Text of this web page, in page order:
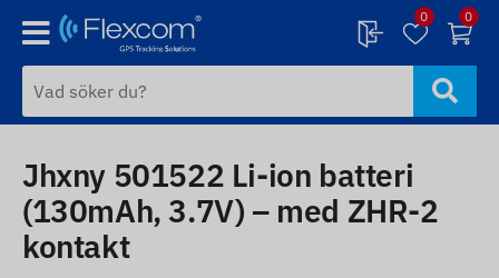
0 0
Jhxny 501522 Li-ion batteri
(130mAh, 3.7V) – med ZHR-2
kontakt